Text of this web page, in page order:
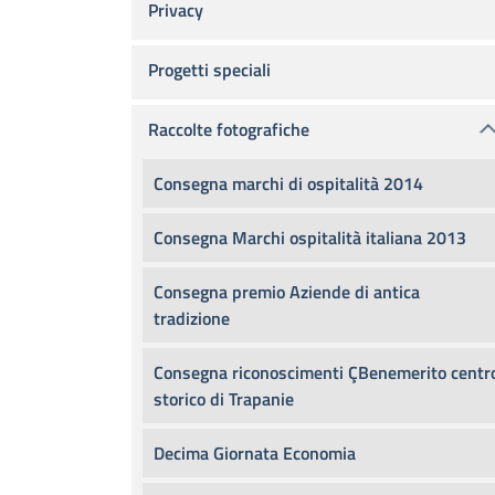
Privacy
Progetti speciali
Raccolte fotografiche
Consegna marchi di ospitalità 2014
Consegna Marchi ospitalità italiana 2013
Consegna premio Aziende di antica
tradizione
Consegna riconoscimenti ÇBenemerito
storico di Trapanie
Decima Giornata Economia